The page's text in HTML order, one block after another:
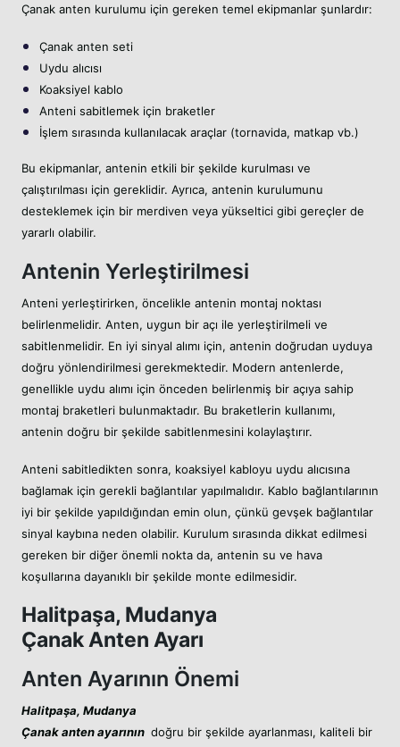
Çanak anten kurulumu için gereken temel ekipmanlar şunlardır:
Çanak anten seti
Uydu alıcısı
Koaksiyel kablo
Anteni sabitlemek için braketler
İşlem sırasında kullanılacak araçlar (tornavida, matkap vb.)
Bu ekipmanlar, antenin etkili bir şekilde kurulması ve
çalıştırılması için gereklidir. Ayrıca, antenin kurulumunu
desteklemek için bir merdiven veya yükseltici gibi gereçler de
yararlı olabilir.
Antenin Yerleştirilmesi
Anteni yerleştirirken, öncelikle antenin montaj noktası
belirlenmelidir. Anten, uygun bir açı ile yerleştirilmeli ve
sabitlenmelidir. En iyi sinyal alımı için, antenin doğrudan uyduya
doğru yönlendirilmesi gerekmektedir. Modern antenlerde,
genellikle uydu alımı için önceden belirlenmiş bir açıya sahip
montaj braketleri bulunmaktadır. Bu braketlerin kullanımı,
antenin doğru bir şekilde sabitlenmesini kolaylaştırır.
Anteni sabitledikten sonra, koaksiyel kabloyu uydu alıcısına
bağlamak için gerekli bağlantılar yapılmalıdır. Kablo bağlantılarının
iyi bir şekilde yapıldığından emin olun, çünkü gevşek bağlantılar
sinyal kaybına neden olabilir. Kurulum sırasında dikkat edilmesi
gereken bir diğer önemli nokta da, antenin su ve hava
koşullarına dayanıklı bir şekilde monte edilmesidir.
Halitpaşa, Mudanya
Çanak Anten Ayarı
Anten Ayarının Önemi
Halitpaşa, Mudanya
Çanak anten ayarının doğru bir şekilde ayarlanması, kaliteli bir